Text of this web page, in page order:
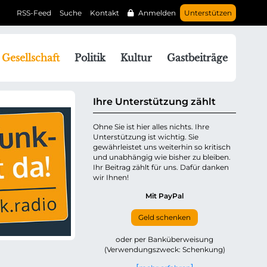
Unterstützen
Anmelden
Kontakt
Suche
RSS-Feed
Gesellschaft Politik Kultur Gastbeiträge
Ihre Unterstützung zählt
Ohne Sie ist hier alles nichts. Ihre
Unterstützung ist wichtig. Sie
gewährleistet uns weiterhin so kritisch
und unabhängig wie bisher zu bleiben.
Ihr Beitrag zählt für uns. Dafür danken
wir Ihnen!
Mit PayPal
Geld schenken
oder per Banküberweisung
(Verwendungszweck: Schenkung)